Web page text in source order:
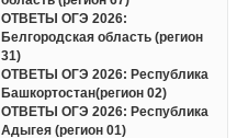
ОТВЕТЫ ОГЭ 2026:
Белгородская область (регион
31)
ОТВЕТЫ ОГЭ 2026: Республика
Башкортостан(регион 02)
ОТВЕТЫ ОГЭ 2026: Республика
Адыгея (регион 01)